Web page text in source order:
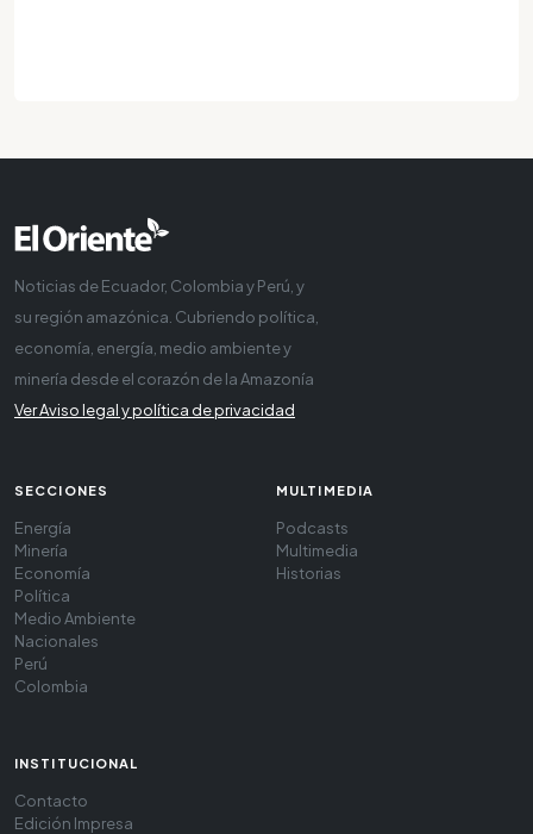
Noticias de Ecuador, Colombia y Perú, y
su región amazónica. Cubriendo política,
economía, energía, medio ambiente y
minería desde el corazón de la Amazonía
Ver Aviso legal y política de privacidad
SECCIONES
Energía
Minería
Economía
Política
Medio Ambiente
Nacionales
Perú
Colombia
MULTIMEDIA
Podcasts
Multimedia
Historias
INSTITUCIONAL
Contacto
Edición Impresa